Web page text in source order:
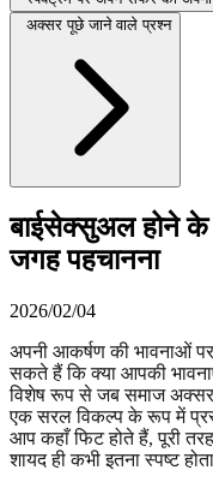
अक्सर पूछे जाने वाले प्रश्न
बाईसेक्सुअल होने
जगह पहचानना
2026/02/04
अपनी आकर्षण की भावनाओं
सकते हैं कि क्या आपकी
विशेष रूप से जब समाज अक्सर
एक सरल विकल्प के रूप में
आप कहाँ फिट होते हैं, पूरी
शायद ही कभी इतना स्पष्ट